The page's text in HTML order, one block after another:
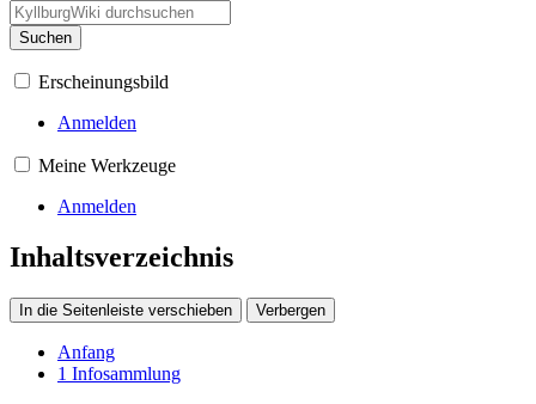
Suchen
Erscheinungsbild
Anmelden
Meine Werkzeuge
Anmelden
Inhaltsverzeichnis
In die Seitenleiste verschieben Verbergen
Anfang
1 Infosammlung